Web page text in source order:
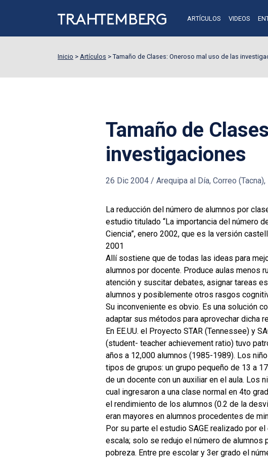
ARTÍCULOS VIDEOS
Inicio > Artículos > Tamaño de Clases: Oneroso mal uso de las
Tamaño de
investigaciones
26 Dic 2004 / Arequipa al Día, Correo
La reducción del número de alumnos por
estudio titulado “La importancia del número
Ciencia”, enero 2002, que es la versión
2001
Allí sostiene que de todas las ideas para
alumnos por docente. Produce aulas menos
atención y suscitar debates, asignar tareas
alumnos y posiblemente otros rasgos
Su inconveniente es obvio. Es una solución
adaptar sus métodos para aprovechar dicha
En EE.UU. el Proyecto STAR (Tennessee) y
(student- teacher achievement ratio) tuvo
años a 12,000 alumnos (1985-1989). Los
tipos de grupos: un grupo pequeño de 13 a
de un docente con un auxiliar en el aula. Los
cual ingresaron a una clase normal en 4to
el rendimiento de los alumnos (0.2 de la
eran mayores en alumnos procedentes de
Por su parte el estudio SAGE realizado por
escala; solo se redujo el número de
pobreza. Entre pre escolar y 3er grado el